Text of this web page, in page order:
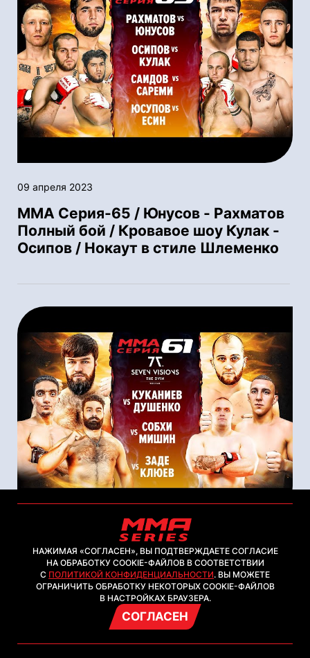
09 апреля 2023
ММА Серия-65 / Юнусов - Рахматов
Полный бой / Кровавое шоу Кулак -
Осипов / Нокаут в стиле Шлеменко
ММА Серия-61 / Непобеждённый
Таджик / Куканиев - Душенко /
Мишин - Собхи / Багратунян -
Абдулхамидов
НАЖИМАЯ «СОГЛАСЕН», ВЫ ПОДТВЕРЖДАЕТЕ СОГЛАСИЕ
НА ОБРАБОТКУ COOKIE-ФАЙЛОВ В СООТВЕТСТВИИ
С ПОЛИТИКОЙ КОНФИДЕНЦИАЛЬНОСТИ. ВЫ МОЖЕТЕ
ОГРАНИЧИТЬ ОБРАБОТКУ НЕКОТОРЫХ COOKIE-ФАЙЛОВ
В НАСТРОЙКАХ БРАУЗЕРА.
СОГЛАСЕН